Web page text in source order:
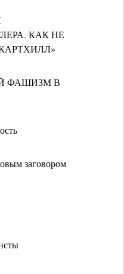
КАК НЕ
ФАШИЗМ В
заговором